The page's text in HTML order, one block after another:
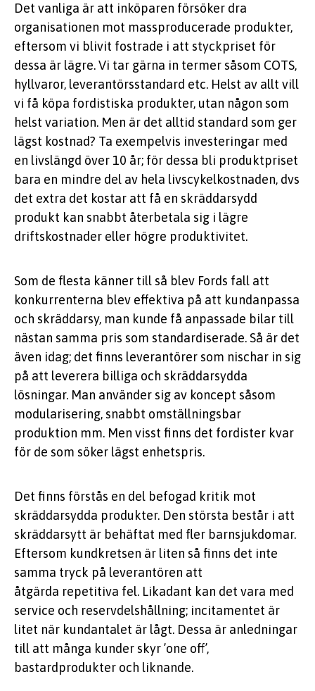
Det vanliga är att inköparen försöker dra
organisationen mot massproducerade produkter,
eftersom vi blivit fostrade i att styckpriset för
dessa är lägre. Vi tar gärna in termer såsom COTS,
hyllvaror, leverantörsstandard etc. Helst av allt vill
vi få köpa fordistiska produkter, utan någon som
helst variation. Men är det alltid standard som ger
lägst kostnad? Ta exempelvis investeringar med
en livslängd över 10 år; för dessa bli produktpriset
bara en mindre del av hela livscykelkostnaden, dvs
det extra det kostar att få en skräddarsydd
produkt kan snabbt återbetala sig i lägre
driftskostnader eller högre produktivitet.
Som de flesta känner till så blev Fords fall att
konkurrenterna blev effektiva på att kundanpassa
och skräddarsy, man kunde få anpassade bilar till
nästan samma pris som standardiserade. Så är det
även idag; det finns leverantörer som nischar in sig
på att leverera billiga och skräddarsydda
lösningar. Man använder sig av koncept såsom
modularisering, snabbt omställningsbar
produktion mm. Men visst finns det fordister kvar
för de som söker lägst enhetspris.
Det finns förstås en del befogad kritik mot
skräddarsydda produkter. Den största består i att
skräddarsytt är behäftat med fler barnsjukdomar.
Eftersom kundkretsen är liten så finns det inte
samma tryck på leverantören att
åtgärda repetitiva fel. Likadant kan det vara med
service och reservdelshållning; incitamentet är
litet när kundantalet är lågt. Dessa är anledningar
till att många kunder skyr ’one off’,
bastardprodukter och liknande.